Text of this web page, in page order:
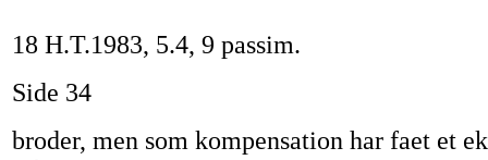
18 H.T.1983, 5.4, 9 passim.
Side 34
broder, men som kompensation har faet et